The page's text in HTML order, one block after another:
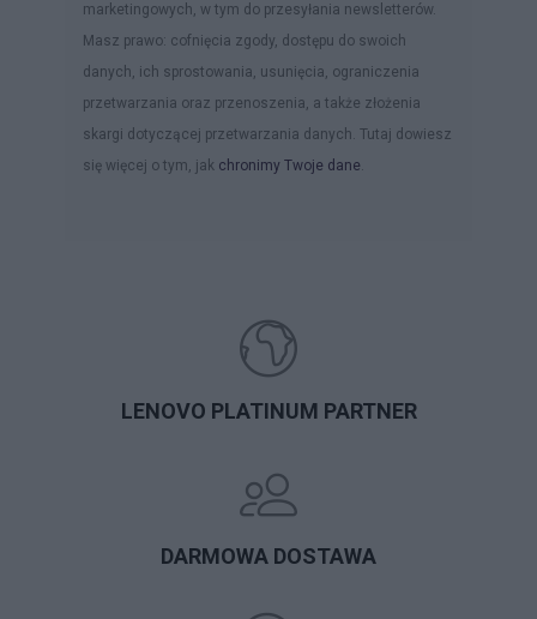
marketingowych, w tym do przesyłania newsletterów.
Masz prawo: cofnięcia zgody, dostępu do swoich
danych, ich sprostowania, usunięcia, ograniczenia
przetwarzania oraz przenoszenia, a także złożenia
skargi dotyczącej przetwarzania danych. Tutaj dowiesz
się więcej o tym, jak chronimy Twoje dane.
LENOVO PLATINUM PARTNER
DARMOWA DOSTAWA